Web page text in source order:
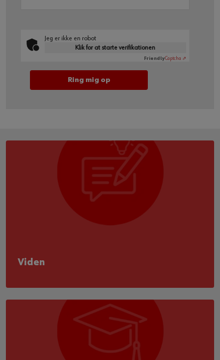
Jeg er ikke en robot
Klik for at starte verifikationen
FriendlyCaptcha ⇗
Viden